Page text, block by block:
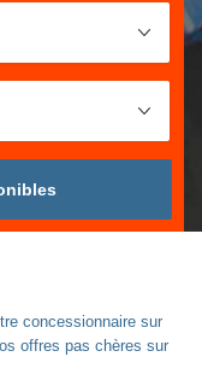
concessionnaire sur
offres pas chères sur